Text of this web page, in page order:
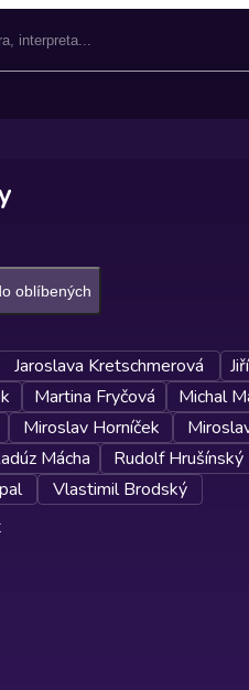
oblíbených
Jaroslava Kretschmerová
Martina Fryčová Michal
Miroslav Horníček
Mácha Rudolf Hrušínský
Vlastimil Brodský